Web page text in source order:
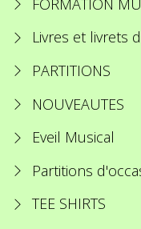
Livres et livrets
PARTITIONS
NOUVEAUTES
Eveil Musical
Partitions
TEE SHIRTS